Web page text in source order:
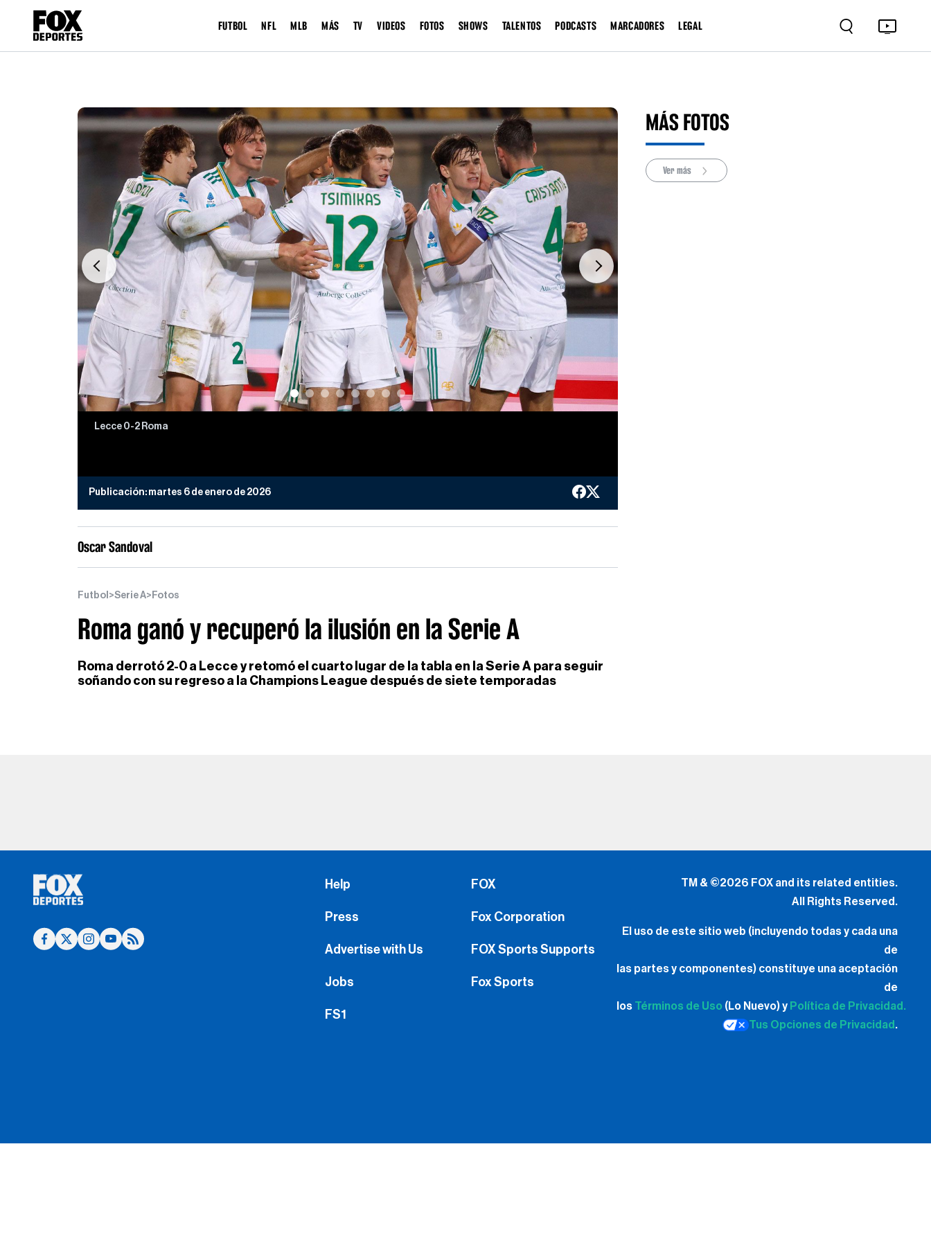
FUTBOL NFL MLB MÁS TV VIDEOS FOTOS SHOWS TALENTOS PODCASTS MARCADORES LEGAL
Previous Next
Lecce 0-2 Roma
Publicación: martes 6 de enero de 2026
Oscar Sandoval
Futbol >Serie A> Fotos
Roma ganó y recuperó la ilusión en la Serie A
Roma derrotó 2-0 a Lecce y retomó el cuarto lugar de la tabla en la Serie A para seguir
soñando con su regreso a la Champions League después de siete temporadas
MÁS FOTOS
Ver más
Help
Press
Advertise with Us
Jobs
FS1
FOX
Fox Corporation
FOX Sports Supports
Fox Sports
TM & ©2026 FOX and its related entities.
All Rights Reserved.
El uso de este sitio web (incluyendo todas y cada una
de
las partes y componentes) constituye una aceptación
de
los Términos de Uso (Lo Nuevo) y Política de Privacidad.
Tus Opciones de Privacidad .